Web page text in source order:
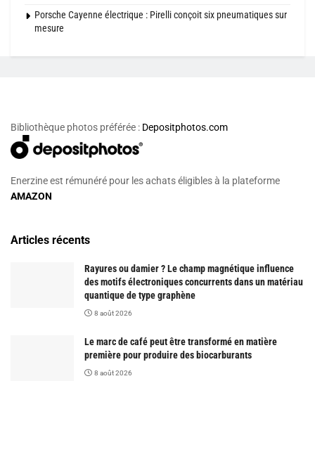
Porsche Cayenne électrique : Pirelli conçoit six pneumatiques sur
mesure
Bibliothèque photos préférée : Depositphotos.com
Enerzine est rémunéré pour les achats éligibles à la plateforme
AMAZON
Articles récents
Rayures ou damier ? Le champ magnétique influence
des motifs électroniques concurrents dans un matériau
quantique de type graphène
8 août 2026
Le marc de café peut être transformé en matière
première pour produire des biocarburants
8 août 2026